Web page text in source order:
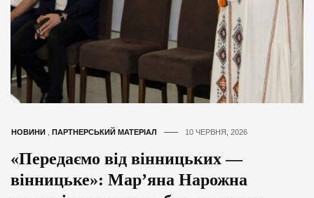
НОВИНИ , ПАРТНЕРСЬКИЙ МАТЕРІАЛ 10 ЧЕРВНЯ, 2026
«Передаємо від вінницьких —
вінницьке»: Мар’яна Нарожна